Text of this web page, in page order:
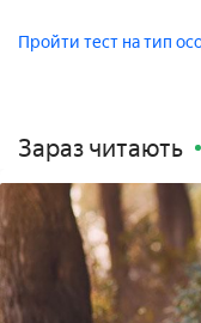
Пройти тест на тип
Зараз читають